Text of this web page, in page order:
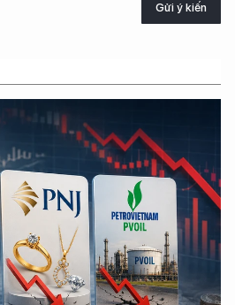
Gửi ý kiến